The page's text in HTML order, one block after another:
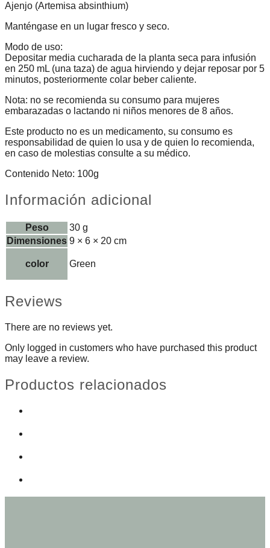
Ajenjo (Artemisa absinthium)
Manténgase en un lugar fresco y seco.
Modo de uso:
Depositar media cucharada de la planta seca para infusión
en 250 mL (una taza) de agua hirviendo y dejar reposar por 5
minutos, posteriormente colar beber caliente.
Nota: no se recomienda su consumo para mujeres
embarazadas o lactando ni niños menores de 8 años.
Este producto no es un medicamento, su consumo es
responsabilidad de quien lo usa y de quien lo recomienda,
en caso de molestias consulte a su médico.
Contenido Neto: 100g
Información adicional
Peso
30 g
Dimensiones 9 × 6 × 20 cm
color Green
Reviews
There are no reviews yet.
Only logged in customers who have purchased this product
may leave a review.
Productos relacionados